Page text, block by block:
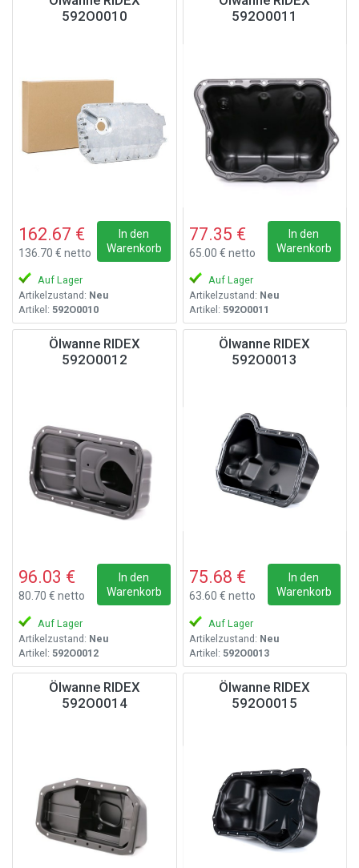
592O0010
162.67 €
136.70 € netto
In den
Warenkorb
Auf Lager
Artikelzustand: Neu
Artikel: 592O0010
592O0011
77.35 €
65.00 € netto
In den
Warenkorb
Auf Lager
Artikelzustand: Neu
Artikel: 592O0011
Ölwanne RIDEX
592O0012
96.03 €
80.70 € netto
In den
Warenkorb
Auf Lager
Artikelzustand: Neu
Artikel: 592O0012
Ölwanne RIDEX
592O0013
75.68 €
63.60 € netto
In den
Warenkorb
Auf Lager
Artikelzustand: Neu
Artikel: 592O0013
Ölwanne RIDEX
592O0014
Ölwanne RIDEX
592O0015